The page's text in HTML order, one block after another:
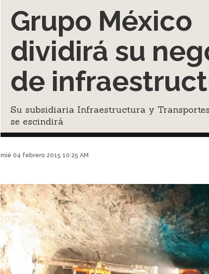
Grupo México
dividirá su
de
Su subsidiaria Infraestructura y
se escindirá
mié 04 febrero 2015 10:25 AM